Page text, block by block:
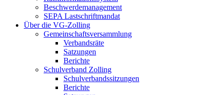
Beschwerdemanagement
SEPA Lastschriftmandat
Über die VG-Zolling
Gemeinschaftsversammlung
Verbandsräte
Satzungen
Berichte
Schulverband Zolling
Schulverbandssitzungen
Berichte